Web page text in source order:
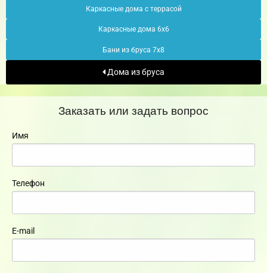
Каркасные дома с террасой
Каркасные дома 6х6
Бани из бруса 7х8
Дома из бруса
Заказать или задать вопрос
Имя
Телефон
E-mail